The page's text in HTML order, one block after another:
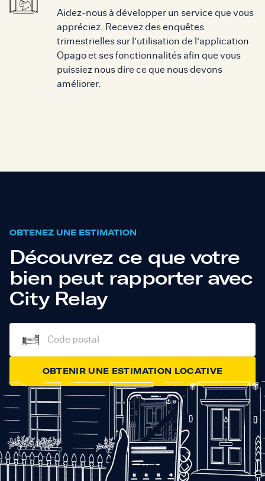
Aidez-nous à développer un service que vous
appréciez. Recevez des enquêtes
trimestrielles sur l'utilisation de l'application
Opago et ses fonctionnalités afin que vous
puissiez nous dire ce que nous devons
améliorer.
OBTENEZ UNE ESTIMATION
Découvrez ce que votre
bien peut rapporter avec
City Relay
OBTENIR UNE ESTIMATION LOCATIVE